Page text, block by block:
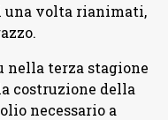
una volta rianimati,
nella terza stagione
costruzione della
necessario a